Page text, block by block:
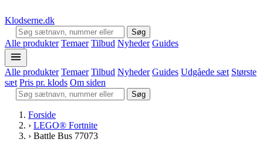
Klodserne.dk
Søg
Alle produkter Temaer Tilbud Nyheder Guides
Alle produkter Temaer Tilbud Nyheder Guides Udgåede sæt Største
sæt Pris pr. klods Om siden
Søg
Forside
› LEGO® Fortnite
› Battle Bus 77073